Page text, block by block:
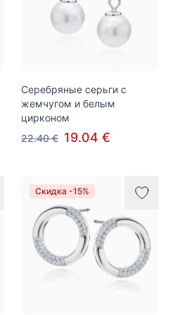
Серебряные серьги с
жемчугом и белым
цирконом
22.40 € 19.04 €
Скидка -15%